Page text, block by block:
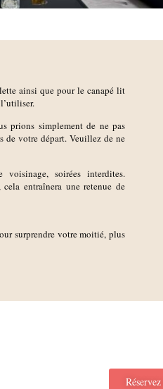
ainsi que pour le canapé lit
prions simplement de ne pas
de votre départ. Veuillez de ne
soirées interdites.
entraînera une retenue de
surprendre votre moitié, plus